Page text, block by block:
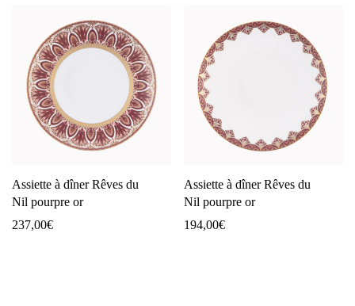
Assiette à dîner Rêves du
Nil pourpre or
237,00€
Assiette à dîner Rêves du
Nil pourpre or
194,00€